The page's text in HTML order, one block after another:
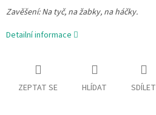
Zavěšení:Na tyč, na žabky, na háčky.
Detailní informace
ZEPTAT SE HLÍDAT SDÍLET